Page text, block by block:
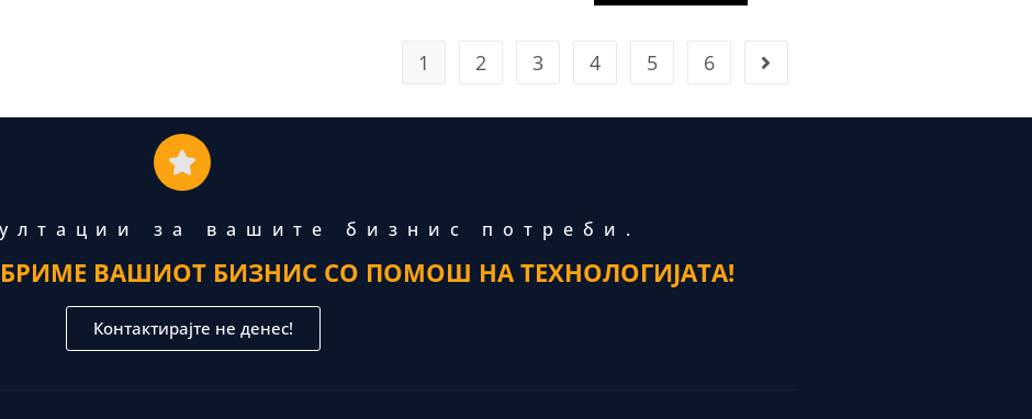
1 2 3 4 5 6
за вашите бизнис потреби.
ВАШИОТ БИЗНИС СО ПОМОШ НА ТЕХНОЛОГИЈАТА!
Контактирајте не денес!